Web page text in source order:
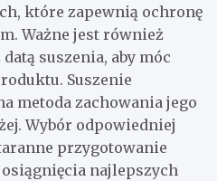
które zapewnią ochronę
Ważne jest również
suszenia, aby móc
Suszenie
metoda zachowania jego
Wybór odpowiedniej
przygotowanie
najlepszych